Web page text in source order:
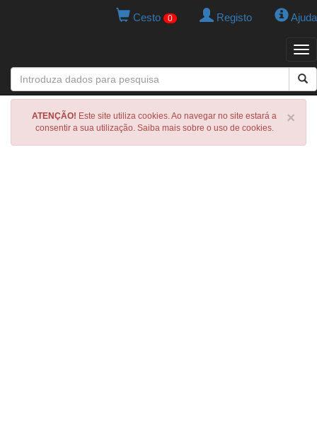
Cesto 0 Registo Ajuda
×
ATENÇÃO! Este site utiliza cookies. Ao navegar no site estará a
consentir a sua utilização. Saiba mais sobre o uso de cookies.